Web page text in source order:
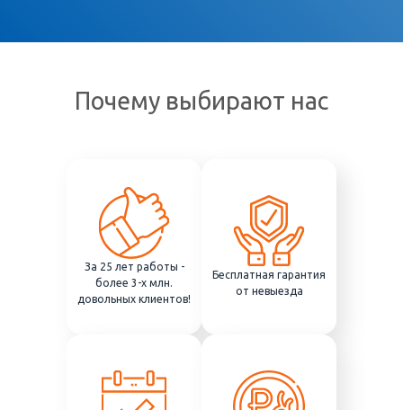
Почему выбирают нас
За 25 лет работы -
более 3-х млн.
довольных клиентов!
Бесплатная гарантия
от невыезда